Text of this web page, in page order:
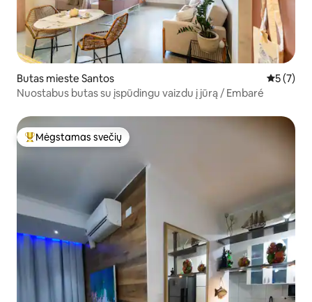
Butas mieste Santos Vidutinis
5 (7)
Nuostabus butas su įspūdingu vaizdu į jūrą / Embaré
Svečių mėgstamiausias
Mėgstamas svečių